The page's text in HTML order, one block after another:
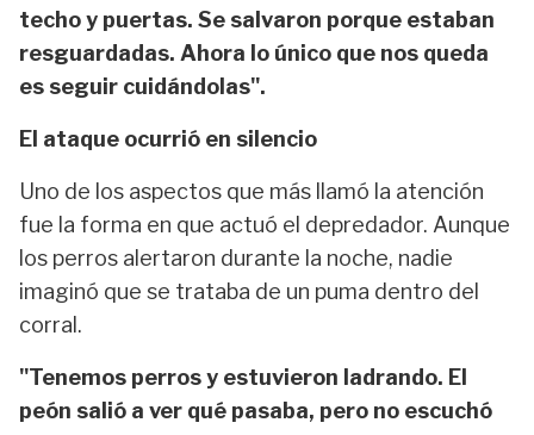
techo y puertas. Se salvaron porque estaban
resguardadas. Ahora lo único que nos queda
es seguir cuidándolas".
El ataque ocurrió en silencio
Uno de los aspectos que más llamó la atención
fue la forma en que actuó el depredador. Aunque
los perros alertaron durante la noche, nadie
imaginó que se trataba de un puma dentro del
corral.
"Tenemos perros y estuvieron ladrando. El
peón salió a ver qué pasaba, pero no escuchó